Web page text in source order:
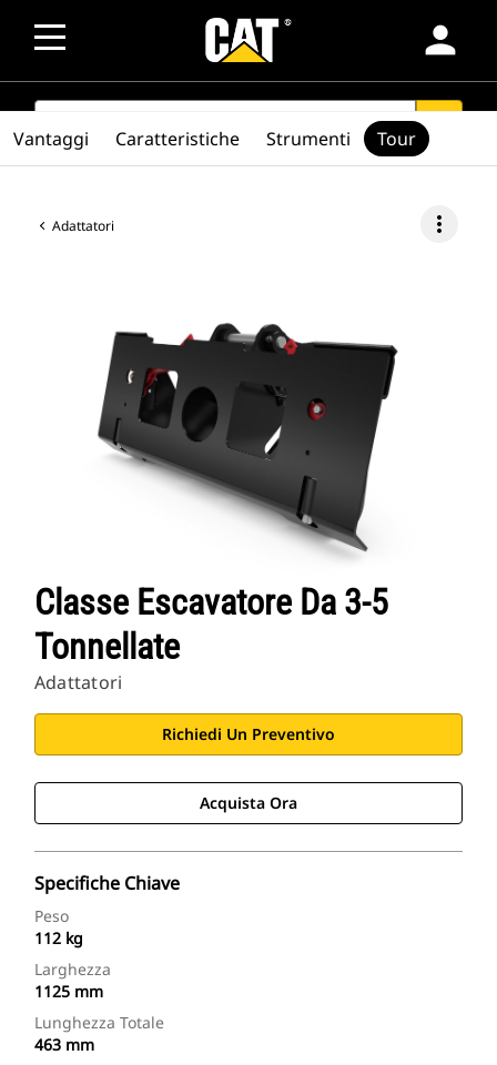
person
SEARCH search
Adattatori more_vert
Classe Escavatore Da 3-5
Tonnellate
Adattatori
Richiedi Un Preventivo
Acquista Ora
Specifiche Chiave
Peso
112 kg
Larghezza
1125 mm
Lunghezza Totale
463 mm
Vantaggi Caratteristiche Strumenti Tour